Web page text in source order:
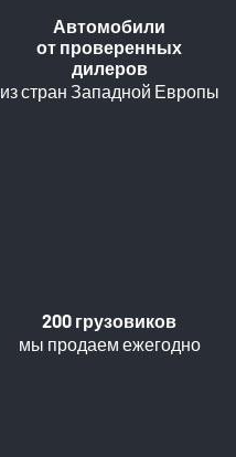
Автомобили
от проверенных
дилеров
из стран Западной Европы
200 грузовиков
мы продаем ежегодно